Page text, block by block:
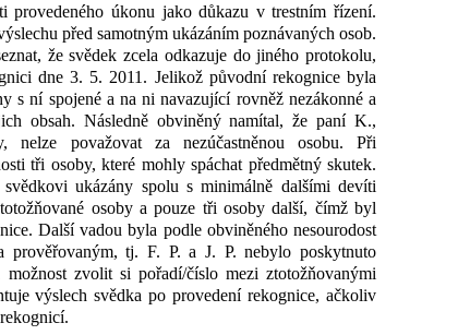
provedeného úkonu jako důkazu v trestním řízení.
před samotným ukázáním poznávaných osob.
že svědek zcela odkazuje do jiného protokolu,
dne 3. 5. 2011. Jelikož původní rekognice byla
s ní spojené a na ni navazující rovněž nezákonné a
obsah. Následně obviněný namítal, že paní K.,
nelze považovat za nezúčastněnou osobu. Při
tři osoby, které mohly spáchat předmětný skutek.
ukázány spolu s minimálně dalšími devíti
osoby a pouze tři osoby další, čímž byl
Další vadou byla podle obviněného nesourodost
prověřovaným, tj. F. P. a J. P. nebylo poskytnuto
zvolit si pořadí/číslo mezi ztotožňovanými
výslech svědka po provedení rekognice, ačkoliv